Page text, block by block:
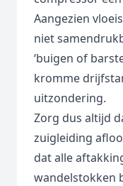
Aangezien
niet
‘buigen of
kromme
uitzondering.
Zorg dus altijd
zuigleiding
dat alle
wandelstokken